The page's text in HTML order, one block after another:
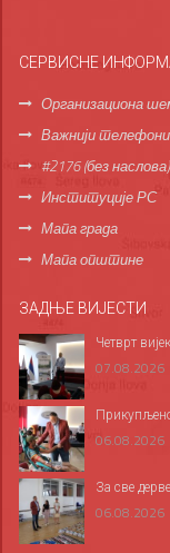
СЕРВИСНЕ
Организациона
Важнији телефони
#2176 (без наслова)
Институције РС
Мапа града
Мапа општине
ЗАДЊЕ ВИЈЕСТИ
Четврт
07.08.2026
06.08.2026
За све
06.08.2026